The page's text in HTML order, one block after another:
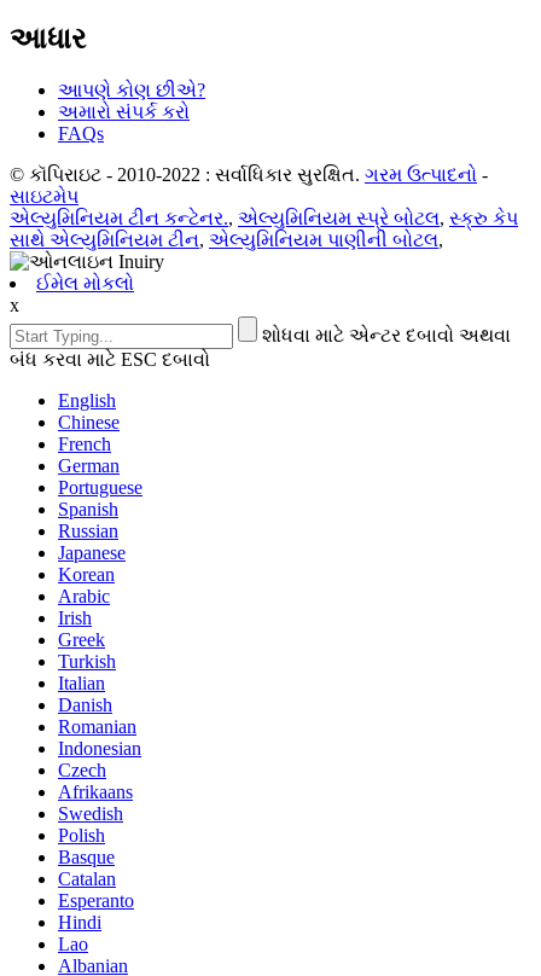
આધાર
આપણે કોણ છીએ?
અમારો સંપર્ક કરો
FAQs
© કૉપિરાઇટ - 2010-2022 : સર્વાધિકાર સુરક્ષિત. ગરમ ઉત્પાદનો -
સાઇટમેપ
એલ્યુમિનિયમ ટીન કન્ટેનર., એલ્યુમિનિયમ સ્પ્રે બોટલ, સ્ક્રુ કેપ
સાથે એલ્યુમિનિયમ ટીન, એલ્યુમિનિયમ પાણીની બોટલ,
ઈમેલ મોકલો
x
શોધવા માટે એન્ટર દબાવો અથવા
બંધ કરવા માટે ESC દબાવો
English
Chinese
French
German
Portuguese
Spanish
Russian
Japanese
Korean
Arabic
Irish
Greek
Turkish
Italian
Danish
Romanian
Indonesian
Czech
Afrikaans
Swedish
Polish
Basque
Catalan
Esperanto
Hindi
Lao
Albanian